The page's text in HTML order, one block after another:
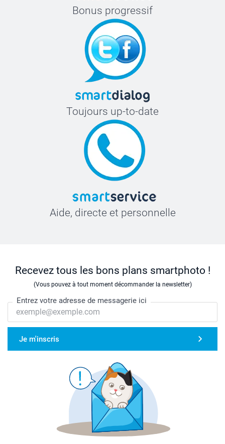
Bonus progressif
Toujours up-to-date
Aide, directe et personnelle
Recevez tous les bons plans smartphoto !
(Vous pouvez à tout moment décommander la newsletter)
Entrez votre adresse de messagerie ici
Je m'inscris